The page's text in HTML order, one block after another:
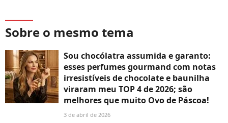
Sobre o mesmo tema
Sou chocólatra assumida e garanto:
esses perfumes gourmand com notas
irresistíveis de chocolate e baunilha
viraram meu TOP 4 de 2026; são
melhores que muito Ovo de Páscoa!
3 de abril de 2026